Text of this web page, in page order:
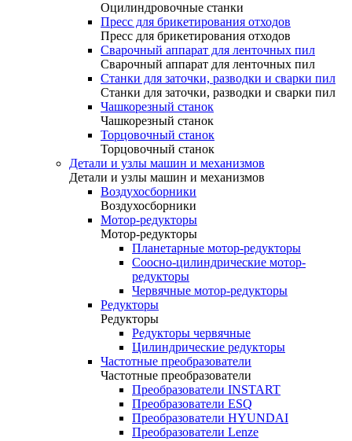
Оцилиндровочные станки
Пресс для брикетирования отходов
Пресс для брикетирования отходов
Сварочный аппарат для ленточных пил
Сварочный аппарат для ленточных пил
Станки для заточки, разводки и сварки пил
Станки для заточки, разводки и сварки пил
Чашкорезный станок
Чашкорезный станок
Торцовочный станок
Торцовочный станок
Детали и узлы машин и механизмов
Детали и узлы машин и механизмов
Воздухосборники
Воздухосборники
Мотор-редукторы
Мотор-редукторы
Планетарные мотор-редукторы
Соосно-цилиндрические мотор-
редукторы
Червячные мотор-редукторы
Редукторы
Редукторы
Редукторы червячные
Цилиндрические редукторы
Частотные преобразователи
Частотные преобразователи
Преобразователи INSTART
Преобразователи ESQ
Преобразователи HYUNDAI
Преобразователи Lenze